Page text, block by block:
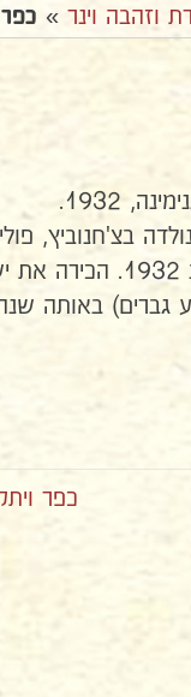
וזהבה וינר » כפר
1932.
לגננות בוורשה ועלתה
כפר